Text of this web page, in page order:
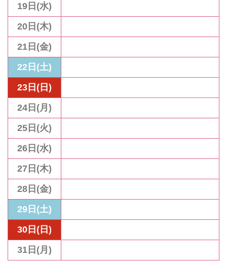
19日(水)
20日(木)
21日(金)
22日(土)
23日(日)
24日(月)
25日(火)
26日(水)
27日(木)
28日(金)
29日(土)
30日(日)
31日(月)